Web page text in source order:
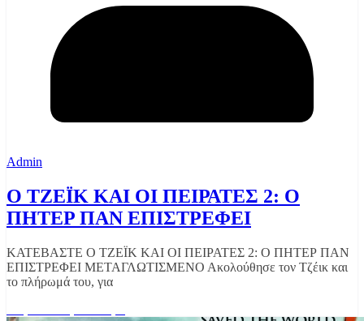
Admin
Ο ΤΖΕΪΚ ΚΑΙ ΟΙ ΠΕΙΡΑΤΕΣ 2: O
ΠΗΤΕΡ ΠΑΝ ΕΠΙΣΤΡΕΦΕΙ
ΚΑΤΕΒΑΣΤΕ Ο ΤΖΕΪΚ ΚΑΙ ΟΙ ΠΕΙΡΑΤΕΣ 2: O ΠΗΤΕΡ ΠΑΝ
ΕΠΙΣΤΡΕΦΕΙ ΜΕΤΑΓΛΩΤΙΣΜΕΝΟ Ακολούθησε τον Τζέικ και
το πλήρωμά του, για